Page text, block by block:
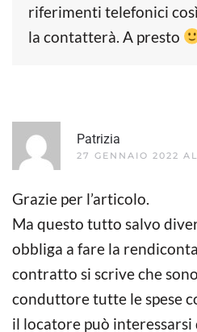
riferimenti telefonici
la contatterà. A presto
Patrizia
27 GENNAIO 2022
Grazie per l’articolo.
Ma questo tutto salvo
obbliga a fare la
contratto si scrive che
conduttore tutte le spese
il locatore può interessarsi